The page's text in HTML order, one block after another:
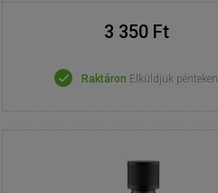
3 350 Ft
Raktáron Elküldjük pénteken